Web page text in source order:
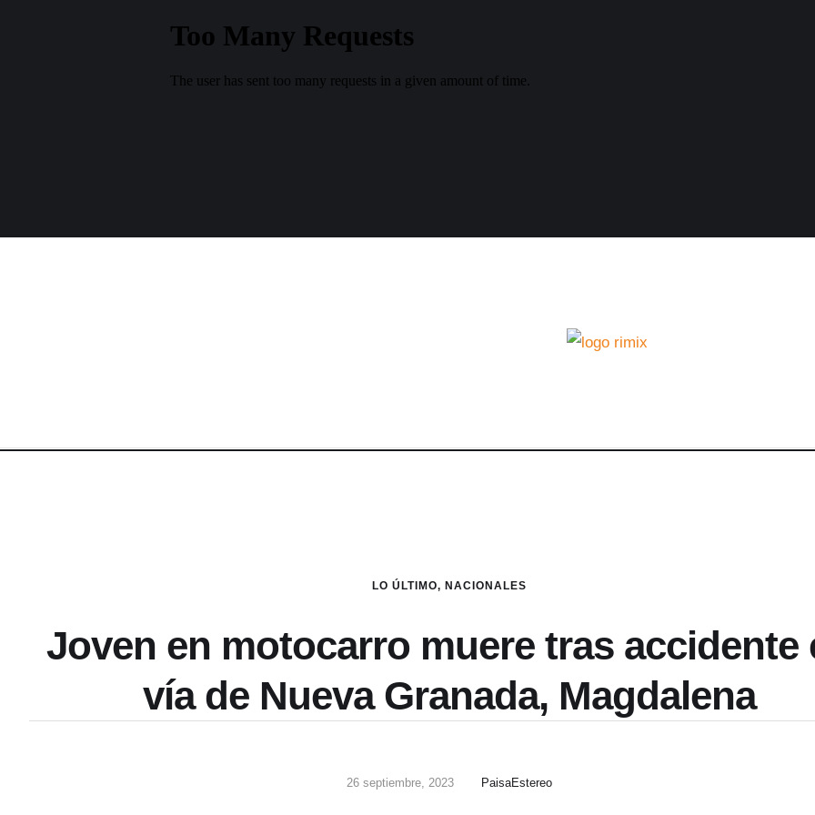
LO ÚLTIMO, NACIONALES
Joven en motocarro muere tras accidente
vía de Nueva Granada, Magdalena
26 septiembre, 2023 PaisaEstereo